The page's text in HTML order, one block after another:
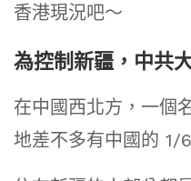
香港現況吧～
為控制新疆，中共
在中國西北方，一個
地差不多有中國的 1/6